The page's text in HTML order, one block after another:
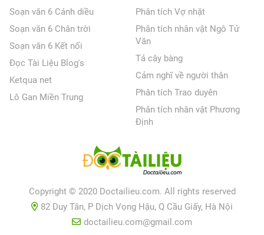
Soạn văn 6 Cánh diều
Soạn văn 6 Chân trời
Soạn văn 6 Kết nối
Đọc Tài Liệu Blog's
Ketqua net
Lô Gan Miền Trung
Phân tích Vợ nhặt
Phân tích nhân vật Ngô Tử
Văn
Tả cây bàng
Cảm nghĩ về người thân
Phân tích Trao duyên
Phân tích nhân vật Phương
Định
Copyright © 2020 Doctailieu.com. All rights reserved
82 Duy Tân, P Dịch Vọng Hậu, Q Cầu Giấy, Hà Nội
doctailieu.com@gmail.com